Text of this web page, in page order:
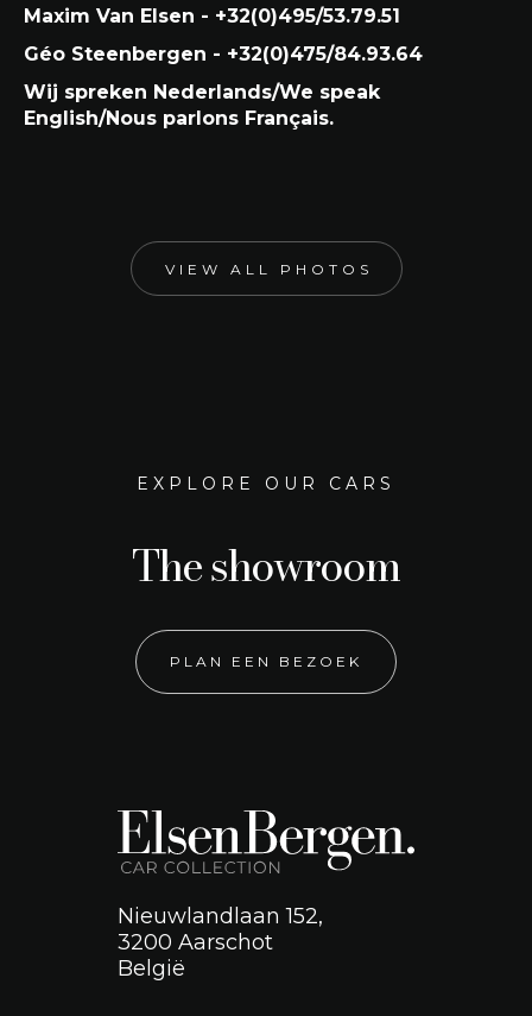
Maxim Van Elsen - +32(0)495/53.79.51
Géo Steenbergen - +32(0)475/84.93.64
Wij spreken Nederlands/We speak
English/Nous parlons Français.
VIEW ALL PHOTOS
EXPLORE OUR CARS
The showroom
PLAN EEN BEZOEK
Nieuwlandlaan 152,
3200 Aarschot
België